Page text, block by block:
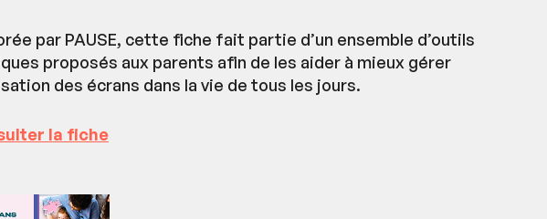
par PAUSE, cette fiche fait partie d’un ensemble d’outils
proposés aux parents afin de les aider à mieux gérer
des écrans dans la vie de tous les jours.
la fiche